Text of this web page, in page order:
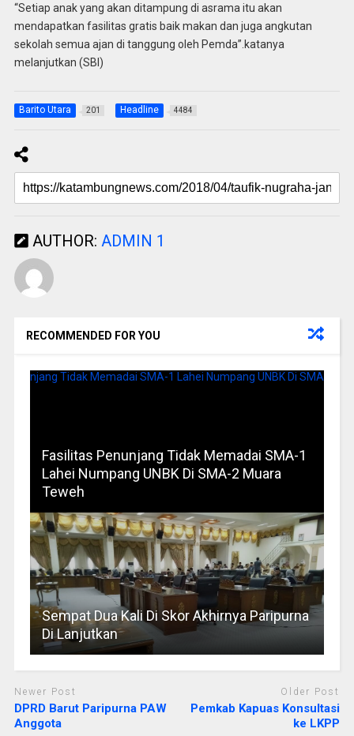
“Setiap anak yang akan ditampung di asrama itu akan
mendapatkan fasilitas gratis baik makan dan juga angkutan
sekolah semua ajan di tanggung oleh Pemda”.katanya
melanjutkan (SBI)
Barito Utara 201 Headline 4484
AUTHOR: ADMIN 1
RECOMMENDED FOR YOU
Fasilitas Penunjang Tidak Memadai SMA-1
Lahei Numpang UNBK Di SMA-2 Muara
Teweh
Sempat Dua Kali Di Skor Akhirnya Paripurna
Di Lanjutkan
Newer Post
DPRD Barut Paripurna PAW
Anggota
Older Post
Pemkab Kapuas Konsultasi
ke LKPP